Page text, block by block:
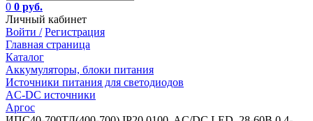
0 0 руб.
Личный кабинет
Войти / Регистрация
Главная страница
Каталог
Аккумуляторы, блоки питания
Источники питания для светодиодов
AC-DC источники
Аргос